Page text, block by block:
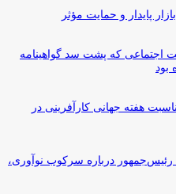
پایدار و حمایت مؤثر
که پشت سد گواهینامه
بود
هفته جهانی کارآفرینی در
به رئیس‌جمهور درباره سرکوب نوآوری،